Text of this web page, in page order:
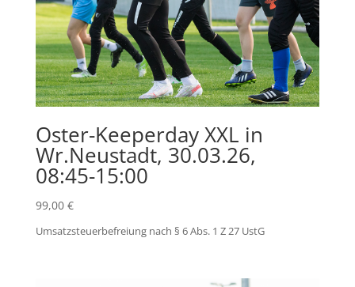
Oster-Keeperday XXL in
Wr.Neustadt, 30.03.26,
08:45-15:00
99,00 €
Umsatzsteuerbefreiung nach § 6 Abs. 1 Z 27 UstG